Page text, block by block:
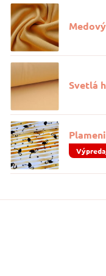
Svetlá